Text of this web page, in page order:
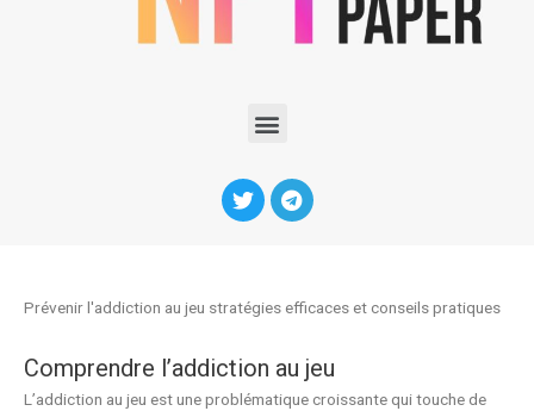
Prévenir l'addiction au jeu stratégies efficaces et conseils pratiques
Comprendre l’addiction au jeu
L’addiction au jeu est une problématique croissante qui touche de